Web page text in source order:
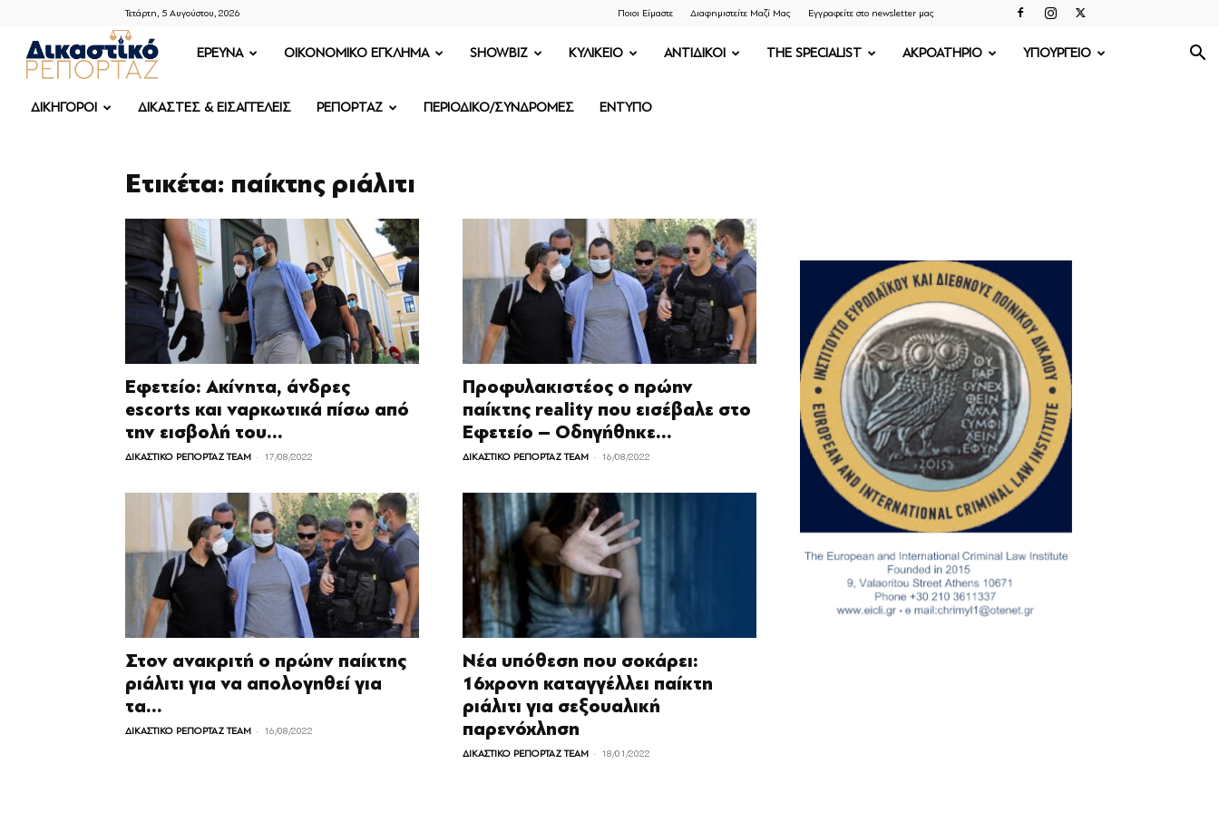
Τετάρτη, 5 Αυγούστου, 2026 Ποιοι Είμαστε Διαφημιστείτε Μαζί Μας Εγγραφείτε στο newsletter μας
ΔΙΚΑΣΤΙΚΟ
ΡΕΠΟΡΤΑΖ
ΕΡΕΥΝΑ OIKONOMIKO ΕΓΚΛΗΜΑ SHOWBIZ ΚΥΛΙΚΕΙΟ ΑΝΤΙΔΙΚΟΙ THE SPECIALIST ΑΚΡΟΑΤΗΡΙΟ ΥΠΟΥΡΓΕΙΟ
ΔΙΚΗΓΟΡΟΙ ΔΙΚΑΣΤΕΣ & ΕΙΣΑΓΓΕΛΕΙΣ ΡΕΠΟΡΤΑΖ ΠΕΡΙΟΔΙΚΟ/ΣΥΝΔΡΟΜΕΣ ΕΝΤΥΠΟ
Ετικέτα: παίκτης ριάλιτι
Εφετείο: Ακίνητα, άνδρες
escorts και ναρκωτικά πίσω από
την εισβολή του...
ΔΙΚΑΣΤΙΚΟ ΡΕΠΟΡΤΑΖ TEAM - 17/08/2022
Προφυλακιστέος ο πρώην
παίκτης reality που εισέβαλε στο
Εφετείο – Οδηγήθηκε...
ΔΙΚΑΣΤΙΚΟ ΡΕΠΟΡΤΑΖ TEAM - 16/08/2022
Στον ανακριτή ο πρώην παίκτης
ριάλιτι για να απολογηθεί για
τα...
ΔΙΚΑΣΤΙΚΟ ΡΕΠΟΡΤΑΖ TEAM - 16/08/2022
Νέα υπόθεση που σοκάρει:
16χρονη καταγγέλλει παίκτη
ριάλιτι για σεξουαλική
παρενόχληση
ΔΙΚΑΣΤΙΚΟ ΡΕΠΟΡΤΑΖ TEAM - 18/01/2022